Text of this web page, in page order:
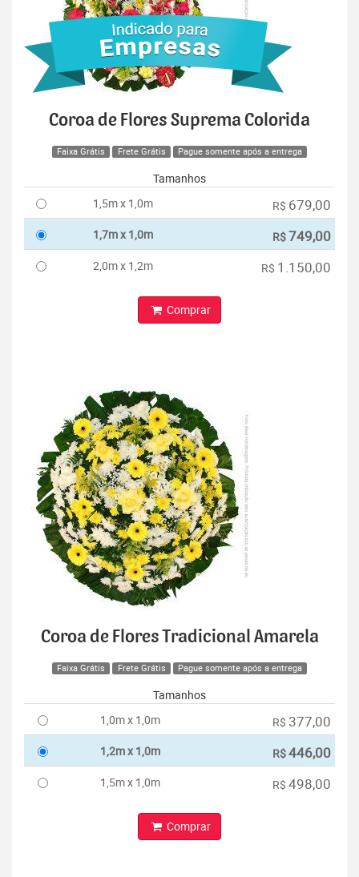
Coroa de Flores Suprema Colorida
Faixa Grátis Frete Grátis Pague somente após a entrega
Tamanhos
1,5m x 1,0m
R$ 679,00
1,7m x 1,0m R$749,00
2,0m x 1,2m R$ 1.150,00
Comprar
Coroa de Flores Tradicional Amarela
Faixa Grátis Frete Grátis Pague somente após a entrega
Tamanhos
1,0m x 1,0m
R$ 377,00
1,2m x 1,0m R$446,00
1,5m x 1,0m R$ 498,00
Comprar